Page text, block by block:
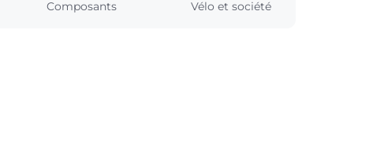
Composants Vélo et société